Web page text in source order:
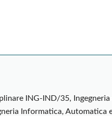
ING-IND/35,
Informatica, Automatica